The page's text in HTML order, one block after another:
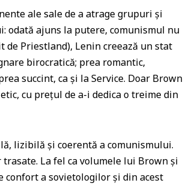
ale sale de a atrage grupuri şi
odată ajuns la putere, comunismul nu
Priestland), Lenin creează un stat
birocratică; prea romantic,
succint, ca şi la Service. Doar Brown
cu preţul de a-i dedica o treime din
lizibilă şi coerentă a comunismului.
La fel ca volumele lui Brown şi
confort a sovietologilor şi din acest